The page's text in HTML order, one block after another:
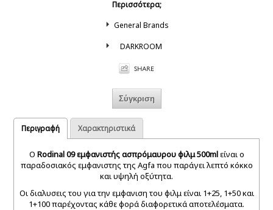
Περισσότερα;
General Brands
DARKROOM
Περιγραφή Χαρακτηριστικά
Ο Rodinal 09 εμφανιστής ασπρόμαυρου φιλμ 500mlείναι o
παραδοσιακός εμφανιστης της Agfa που παράγει λεπτό κόκκο
και υψηλή οξύτητα.
Οι διαλυσεις του για την εμφανιση του φιλμ είναι 1+25, 1+50 και
1+100 παρέχοντας κάθε φορά διαφορετικά αποτελέσματα.